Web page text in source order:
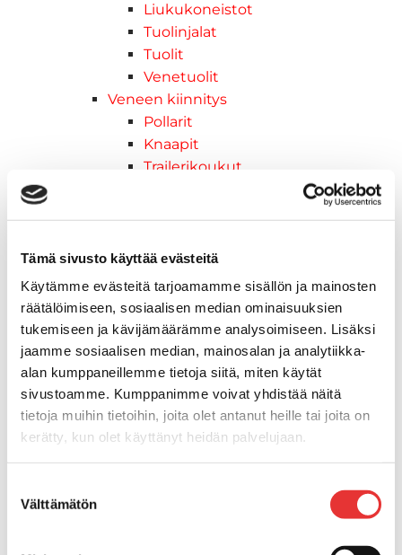
Tämä sivusto käyttää evästeitä
Käytämme evästeitä tarjoamamme sisällön ja mainosten
räätälöimiseen, sosiaalisen median ominaisuuksien
tukemiseen ja kävijämäärämme analysoimiseen. Lisäksi
jaamme sosiaalisen median, mainosalan ja analytiikka-
alan kumppaneillemme tietoja siitä, miten käytät
sivustoamme. Kumppanimme voivat yhdistää näitä
tietoja muihin tietoihin, joita olet antanut heille tai joita on
kerätty, kun olet käyttänyt heidän palvelujaan.
valinta
Välttämätön
Liukukoneistot
Tuolinjalat
Tuolit
Venetuolit
Veneen kiinnitys
Pollarit
Knaapit
Trailerikoukut
Venerenkaat ja silmukkapultit/-
Kansiruuvikkeet
Jätevesi
Kansiruuvikkeiden varaosat
Muoviseokset
Polttoaine
Kansiruuvikkeitten varaosat
Makea vesi
Keula- ja uimatasot
Uimatasot